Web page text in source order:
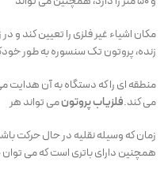
مکان اشیاء غیر فلزی را تعیین کند و
زنده، پروتون تک سنسوره به طور
منطقه ای را که دستگاه به آن هدایت
می کند.فلزیاب پروتونمی تواند هر
زمان که وسیله نقلیه در حال حرکت
همچنین دارای باتری است که می توان 70